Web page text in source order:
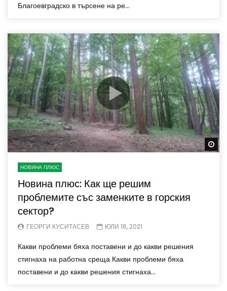
Благоевградско в търсене на ре...
НОВИНА ПЛЮС
Новина плюс: Как ще решим
проблемите със заменките в горския
сектор?
ГЕОРГИ КУСИТАСЕВ ЮЛИ 16, 2021
Какви проблеми бяха поставени и до какви решения
стигнаха на работна среща Какви проблеми бяха
поставени и до какви решения стигнаха...